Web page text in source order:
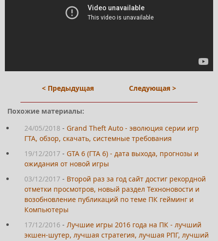
< Предыдущая Следующая >
Похожие материалы:
24/05/2018 - Grand Theft Auto - эволюция серии игр
ГТА, обзор, скачать, системные требования
19/12/2017 - GTA 6 (ГТА 6) - дата выхода, прогнозы и
ожидания от новой игры
03/12/2017 - Второй раз за год сайт достиг рекордной
отметки просмотров, новый раздел Техноновости и
возобновление публикаций по теме ПК гейминг и
Компьютеры
17/12/2016 - Лучшие игры 2016 года на ПК - лучший
экшен-шутер, лучшая стратегия, лучшая РПГ, лучший